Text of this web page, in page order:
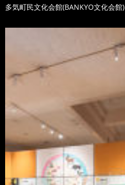
多気町民文化会館(BANKYO文化会館)